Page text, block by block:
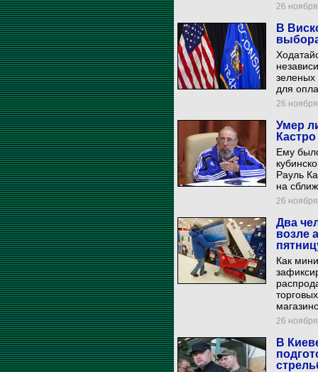
26
В
для
26
Умер
Кастро
Ему
Рауль
на
26
Два
возле
Как
26
В